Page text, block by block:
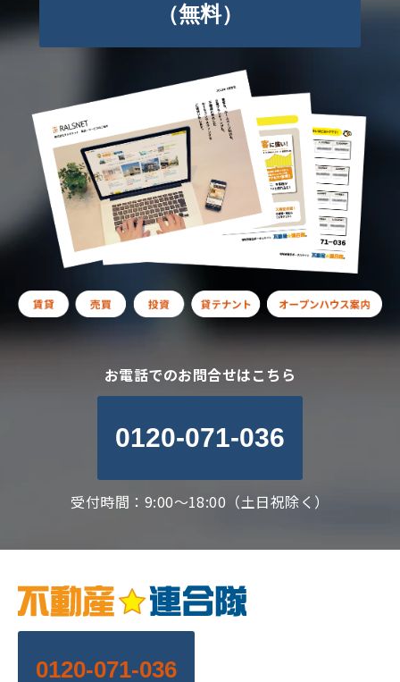
（無料）
お電話でのお問合せはこちら
0120-071-036
受付時間：9:00～18:00（土日祝除く）
0120-071-036